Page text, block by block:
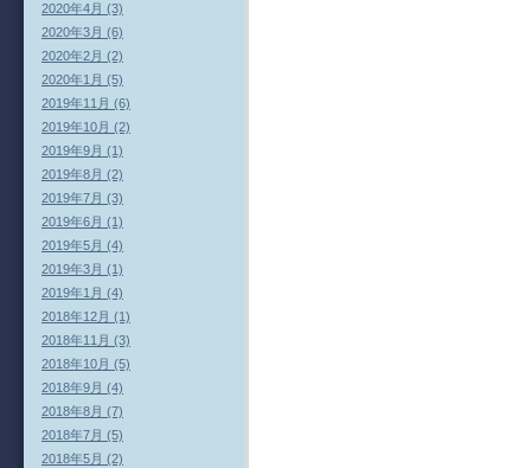
2020年4月 (3)
2020年3月 (6)
2020年2月 (2)
2020年1月 (5)
2019年11月 (6)
2019年10月 (2)
2019年9月 (1)
2019年8月 (2)
2019年7月 (3)
2019年6月 (1)
2019年5月 (4)
2019年3月 (1)
2019年1月 (4)
2018年12月 (1)
2018年11月 (3)
2018年10月 (5)
2018年9月 (4)
2018年8月 (7)
2018年7月 (5)
2018年5月 (2)